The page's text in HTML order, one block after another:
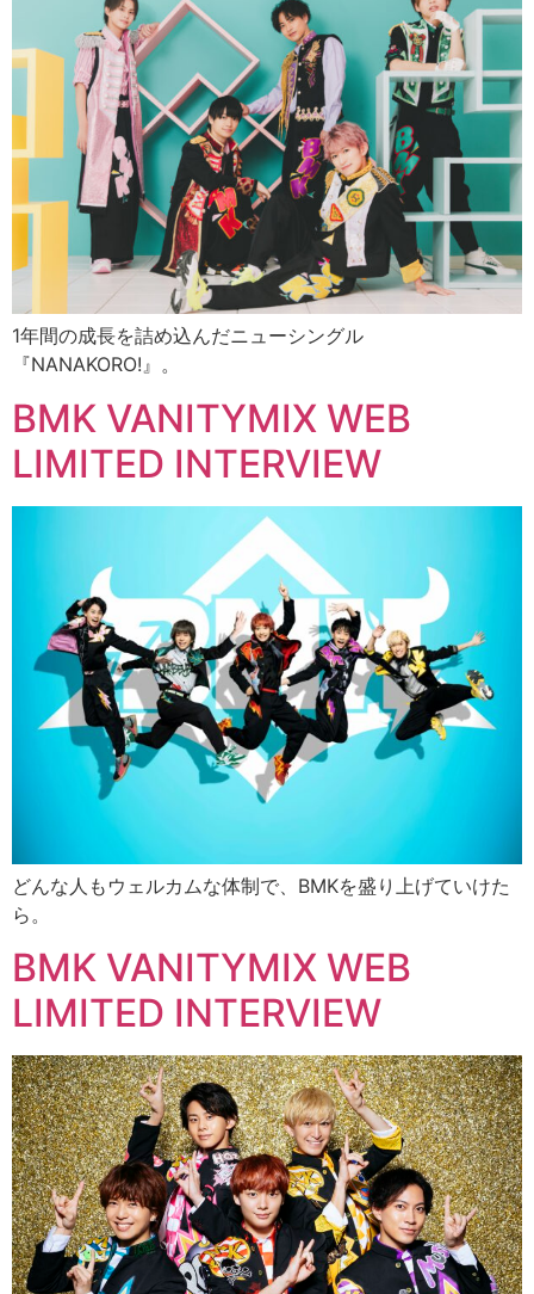
1年間の成長を詰め込んだニューシングル
『NANAKORO!』。
BMK VANITYMIX WEB
LIMITED INTERVIEW
どんな人もウェルカムな体制で、BMKを盛り上げていけた
ら。
BMK VANITYMIX WEB
LIMITED INTERVIEW